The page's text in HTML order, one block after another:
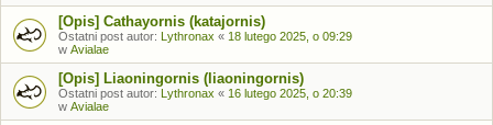
[Opis] Cathayornis (katajornis)
Ostatni post autor: Lythronax « 18 lutego 2025, o 09:29
w Avialae
[Opis] Liaoningornis (liaoningornis)
Ostatni post autor: Lythronax « 16 lutego 2025, o 20:39
w Avialae